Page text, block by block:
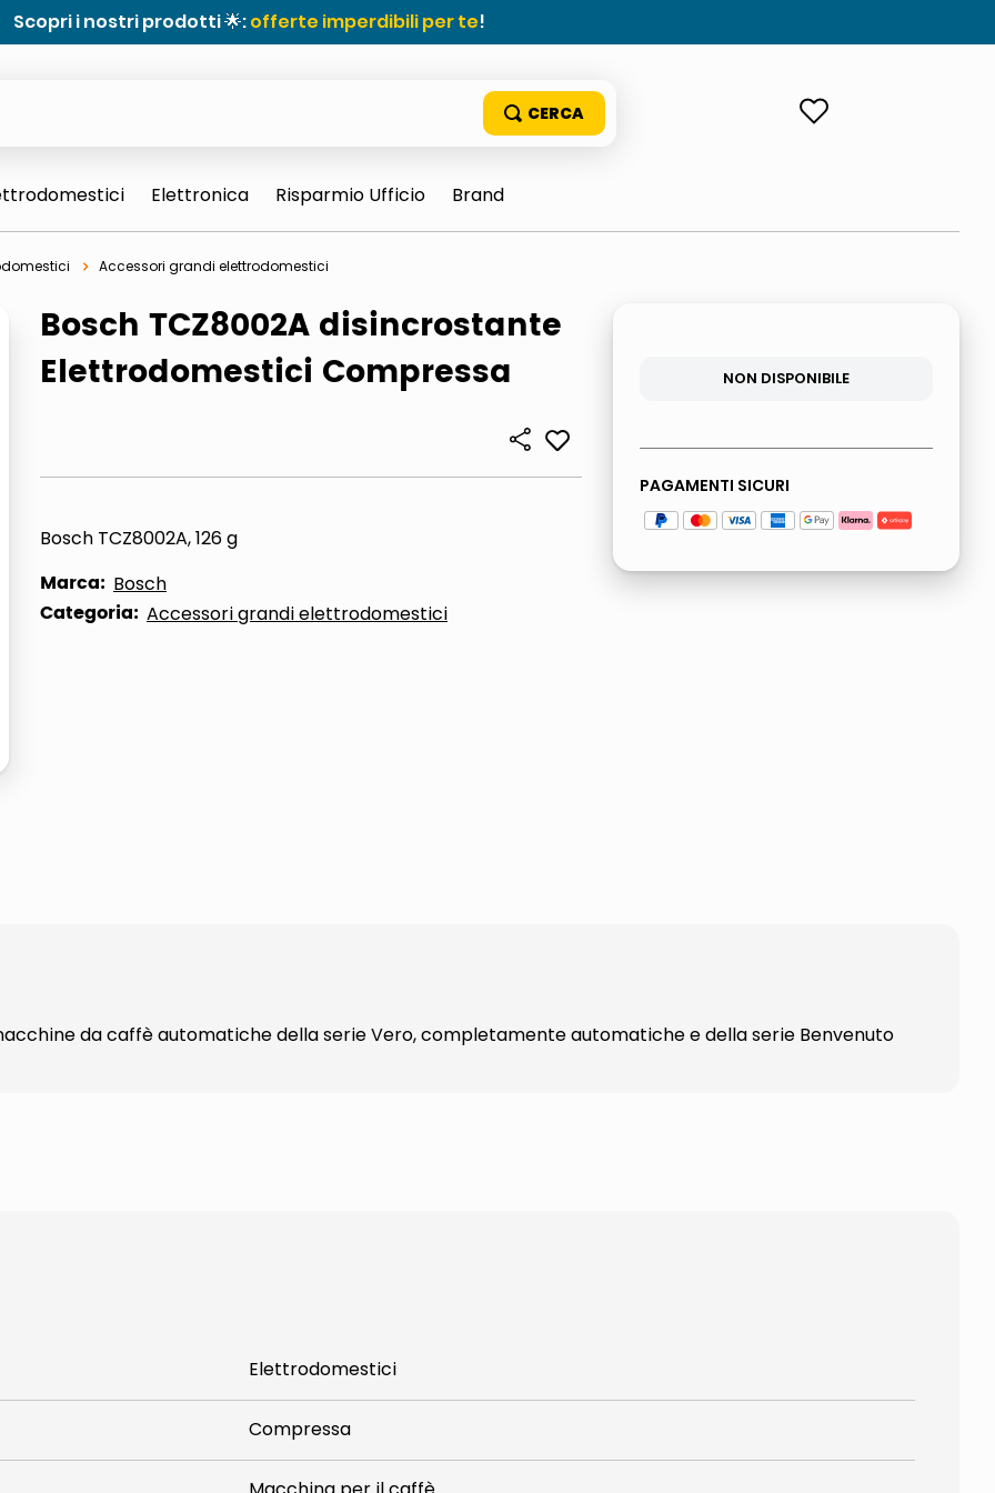
Scopri i nostri prodotti 🌟:offerte imperdibili per te!
Elettronica Risparmio Ufficio Brand
Accessori grandi elettrodomestici
Bosch TCZ8002A disincrostante
Elettrodomestici Compressa
Bosch TCZ8002A, 126 g
Marca: Bosch
Categoria: Accessori grandi elettrodomestici
NON DISPONIBILE
PAGAMENTI SICURI
da caffè automatiche della serie Vero, completamente automatiche e della serie Benvenuto
Elettrodomestici
Compressa